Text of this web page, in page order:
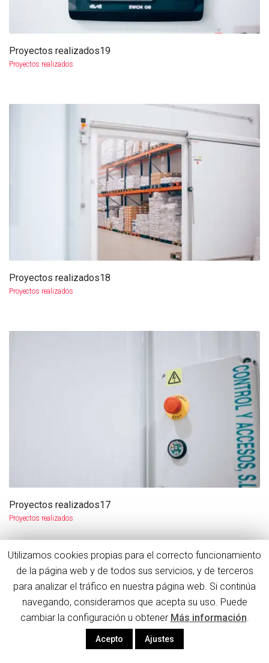
más info
Proyectos realizados19
Proyectos realizados
más info
Proyectos realizados18
Proyectos realizados
más info
Proyectos realizados17
Proyectos realizados
Utilizamos cookies propias para el correcto funcionamiento
de la página web y de todos sus servicios, y de terceros
para analizar el tráfico en nuestra página web. Si continúa
navegando, consideramos que acepta su uso. Puede
cambiar la configuración u obtener Más información.
Acepto Ajustes